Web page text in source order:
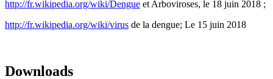
http://fr.wikipedia.org/wiki/Dengue et Arboviroses, le 18 juin 2018 ;
http://fr.wikipedia.org/wiki/virus de la dengue; Le 15 juin 2018
Downloads